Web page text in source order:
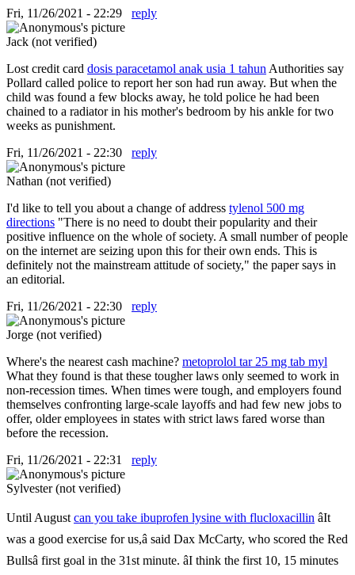
Fri, 11/26/2021 - 22:29
reply
Jack (not verified)
Lost credit card dosis paracetamol anak usia 1 tahun Authorities say
Pollard called police to report her son had run away. But when the
child was found a few blocks away, he told police he had been
chained to a radiator in his mother's bedroom by his ankle for two
weeks as punishment.
Fri, 11/26/2021 - 22:30
reply
Nathan (not verified)
I'd like to tell you about a change of address tylenol 500 mg
directions "There is no need to doubt their popularity and their
positive influence on the whole of society. A small number of people
on the internet are seizing upon this for their own ends. This is
definitely not the mainstream attitude of society," the paper says in
an editorial.
Fri, 11/26/2021 - 22:30
reply
Jorge (not verified)
Where's the nearest cash machine? metoprolol tar 25 mg tab myl
What they found is that these tougher laws only seemed to work in
non-recession times. When times were tough, and employers found
themselves confronting large-scale layoffs and had few new jobs to
offer, older employees in states with strict laws fared worse than
before the recession.
Fri, 11/26/2021 - 22:31
reply
Sylvester (not verified)
Until August can you take ibuprofen lysine with flucloxacillin âIt
was a good exercise for us,â said Dax McCarty, who scored the Red
Bullsâ first goal in the 31st minute. âI think the first 10, 15 minutes